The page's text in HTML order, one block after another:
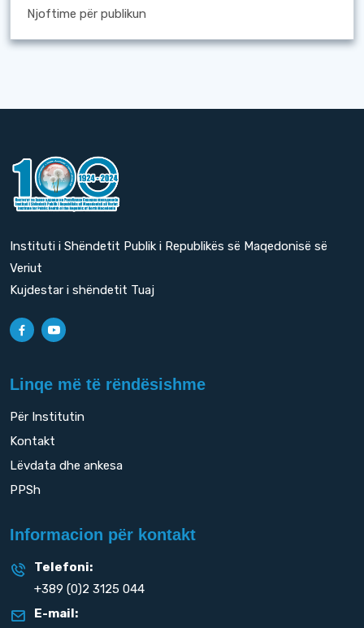
Njoftime për publikun
Instituti i Shëndetit Publik i Republikës së Maqedonisë së
Veriut
Kujdestar i shëndetit Tuaj
Linqe më të rëndësishme
Për Institutin
Kontakt
Lëvdata dhe ankesa
PPSh
Informacion për kontakt
Telefoni:
+389 (0)2 3125 044
E-mail: